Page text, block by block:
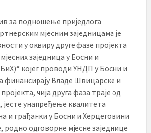
за подношење приједлога
мјесним заједницама је
у оквиру друге фазе пројекта
мјесних заједница у Босни и
којег проводи УНДП у Босни и
финансирају Владе Швицарске и
чија друга фаза траје од
јесте унапређење квалитета
и грађанки у Босни и Херцеговини
родно одговорне мјесне заједнице